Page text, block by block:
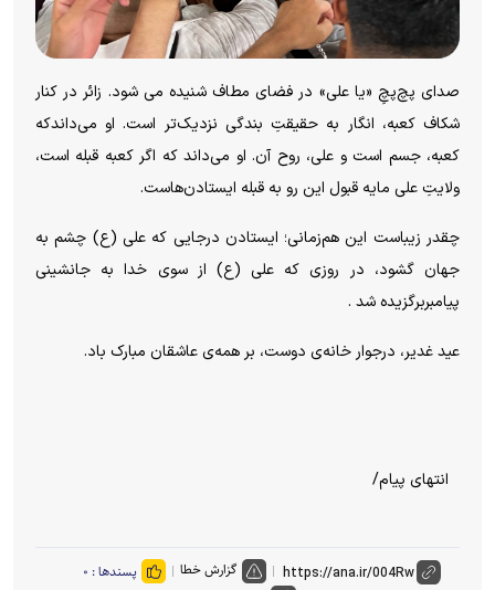
صدای پچ‌پچِ «یا علی» در فضای مطاف شنیده می شود. زائر در کنار
شکاف کعبه، انگار به حقیقتِ بندگی نزدیک‌تر است. او می‌داندکه
کعبه، جسم است و علی، روح آن. او می‌داند که اگر کعبه قبله است،
ولایتِ علی مایه قبول این رو به قبله ایستادن‌هاست.‌
چقدر زیباست این هم‌زمانی؛ ایستادن درجایی که علی (ع) چشم به
جهان گشود، در روزی که علی (ع) از سوی خدا به جانشینی
پیامبربرگزیده شد ‌.
عید غدیر، درجوار خانه‌ی دوست، بر همه‌ی عاشقان مبارک باد.
انتهای پیام/
گزارش خطا پسندها : ۰